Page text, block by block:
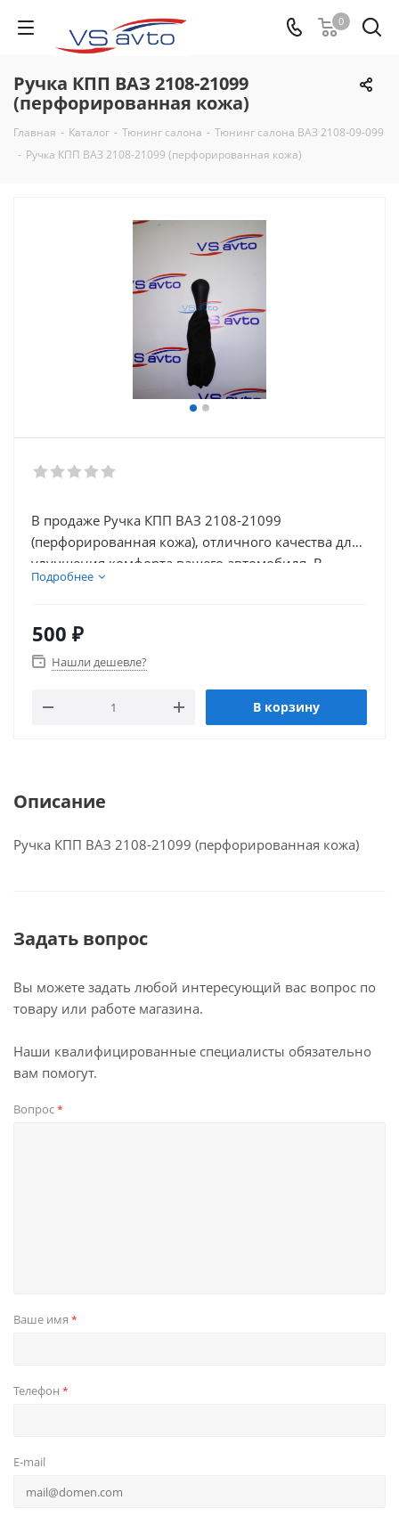
0
Ручка КПП ВАЗ 2108-21099
(перфорированная кожа)
Главная - Каталог - Тюнинг салона - Тюнинг салона ВАЗ 2108-09-099
- Ручка КПП ВАЗ 2108-21099 (перфорированная кожа)
В продаже Ручка КПП ВАЗ 2108-21099
(перфорированная кожа), отличного качества для
улучшения комфорта вашего автомобиля. В
нашем каталоге так же присутствует множество
Подробнее
500 ₽
Нашли дешевле?
В корзину
Описание
Ручка КПП ВАЗ 2108-21099 (перфорированная кожа)
Задать вопрос
Вы можете задать любой интересующий вас вопрос по
товару или работе магазина.
Наши квалифицированные специалисты обязательно
вам помогут.
Вопрос*
Ваше имя *
Телефон *
E-mail